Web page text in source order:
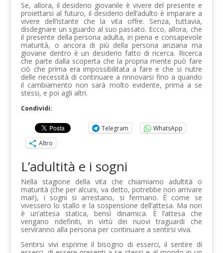
Se, allora, il desiderio giovanile è vivere del presente e
proiettarsi al futuro, il desiderio dell’adulto è imparare a
vivere dell’istante che la vita offre. Senza, tuttavia,
disdegnare un sguardo al suo passato. Ecco, allora, che
il presente della persona adulta, in piena e consapevole
maturità, o ancora di più della persona anziana ma
giovane dentro è un desiderio fatto di ricerca. Ricerca
che parte dalla scoperta che la propria mente può fare
ciò che prima era impossibilitata a fare e che si nutre
delle necessità di continuare a rinnovarsi fino a quando
il cambiamento non sarà molto evidente, prima a se
stessi, e poi agli altri.
Condividi:
Telegram
WhatsApp
Altro
L’adultità e i sogni
Nella stagione della vita che chiamiamo adultità o
maturità (che per alcuni, va detto, potrebbe non arrivare
mai!), i sogni si arrestano, si fermano. È come se
vivessero lo stallo e la sospensione dell’attesa. Ma non
è un’attesa statica, bensì dinamica. È l’attesa che
vengano ridefiniti, in virtù dei nuovi traguardi che
serviranno alla persona per continuare a sentirsi viva.
Sentirsi vivi esprime il bisogno di esserci, il sentire di